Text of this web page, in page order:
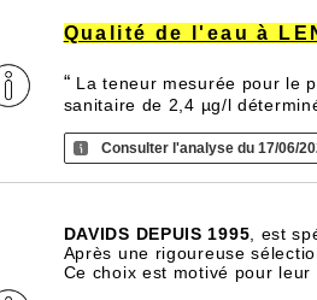
Qualité de l'eau à
“ La teneur mesurée pour le
sanitaire de 2,4 µg/l
Consulter l'analyse du 17/06/
DAVIDS DEPUIS 1995 , est
Après une rigoureuse
Ce choix est motivé pour